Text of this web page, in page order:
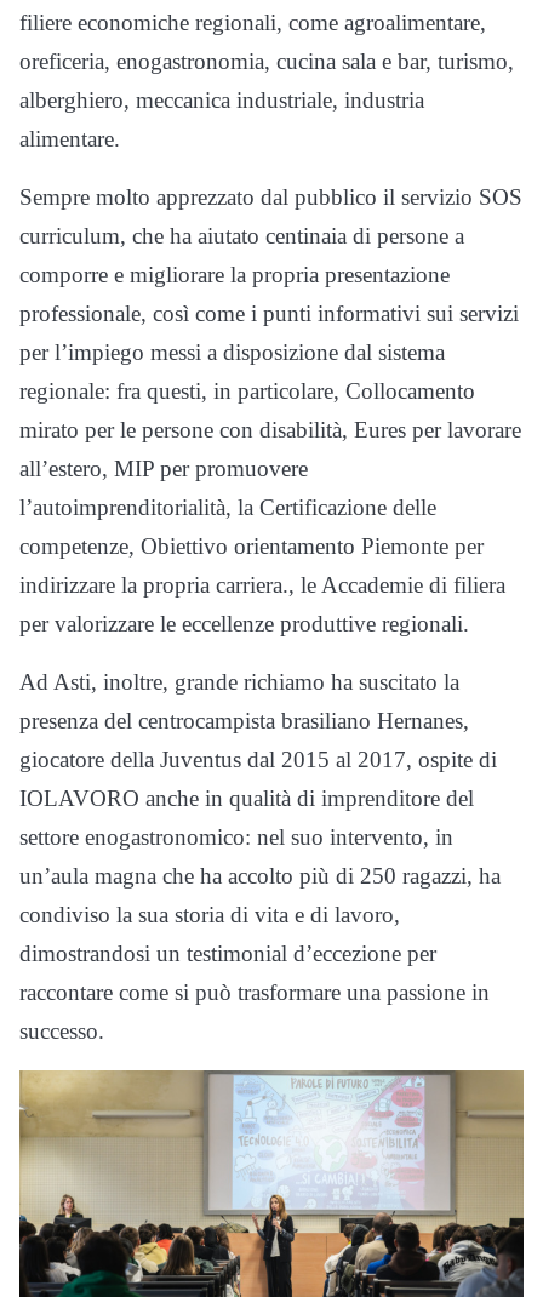
filiere economiche regionali, come agroalimentare,
oreficeria, enogastronomia, cucina sala e bar, turismo,
alberghiero, meccanica industriale, industria
alimentare.
Sempre molto apprezzato dal pubblico il servizio SOS
curriculum, che ha aiutato centinaia di persone a
comporre e migliorare la propria presentazione
professionale, così come i punti informativi sui servizi
per l’impiego messi a disposizione dal sistema
regionale: fra questi, in particolare, Collocamento
mirato per le persone con disabilità, Eures per lavorare
all’estero, MIP per promuovere
l’autoimprenditorialità, la Certificazione delle
competenze, Obiettivo orientamento Piemonte per
indirizzare la propria carriera., le Accademie di filiera
per valorizzare le eccellenze produttive regionali.
Ad Asti, inoltre, grande richiamo ha suscitato la
presenza del centrocampista brasiliano Hernanes,
giocatore della Juventus dal 2015 al 2017, ospite di
IOLAVORO anche in qualità di imprenditore del
settore enogastronomico: nel suo intervento, in
un’aula magna che ha accolto più di 250 ragazzi, ha
condiviso la sua storia di vita e di lavoro,
dimostrandosi un testimonial d’eccezione per
raccontare come si può trasformare una passione in
successo.